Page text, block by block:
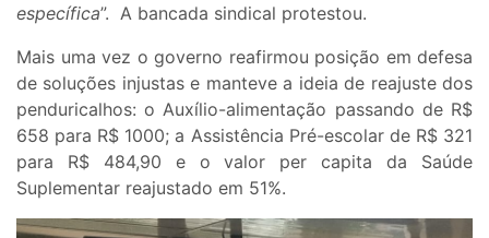
específica”. A bancada sindical protestou.
Mais uma vez o governo reafirmou posição em defesa
de soluções injustas e manteve a ideia de reajuste dos
penduricalhos: o Auxílio-alimentação passando de R$
658 para R$ 1000; a Assistência Pré-escolar de R$ 321
para R$ 484,90 e o valor per capita da Saúde
Suplementar reajustado em 51%.